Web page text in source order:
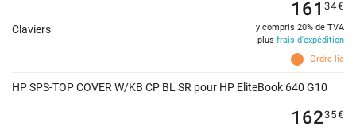
Claviers
Ordre lié
161 34€
y compris 20% de TVA
plus frais d'expédition
HP SPS-TOP COVER W/KB CP BL SR pour HP EliteBook 640 G10
16235€